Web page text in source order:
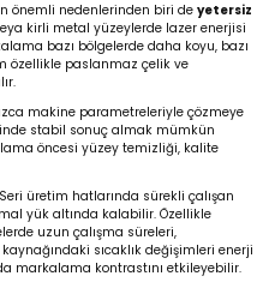
önemli nedenlerinden biri de yetersiz
kirli metal yüzeylerde lazer enerjisi
bazı bölgelerde daha koyu, bazı
özellikle paslanmaz çelik ve
makine parametreleriyle çözmeye
stabil sonuç almak mümkün
öncesi yüzey temizliği, kalite
üretim hatlarında sürekli çalışan
yük altında kalabilir. Özellikle
uzun çalışma süreleri,
sıcaklık değişimleri enerji
markalama kontrastını etkileyebilir.